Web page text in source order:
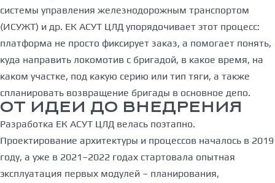
системы управления железнодорожным транспортом
(ИСУЖТ) и др. ЕК АСУТ ЦЛД упорядочивает этот процесс:
платформа не просто фиксирует заказ, а помогает понять,
куда направить локомотив с бригадой, в какое время, на
каком участке, под какую серию или тип тяги, а также
спланировать возвращение бригады в основное депо.
ОТ ИДЕИ ДО ВНЕДРЕНИЯ
Разработка ЕК АСУТ ЦЛД велась поэтапно.
Проектирование архитектуры и процессов началось в 2019
году, а уже в 2021–2022 годах стартовала опытная
эксплуатация первых модулей – планирования,